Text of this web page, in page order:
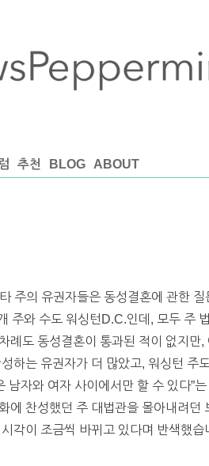
추천 BLOG ABOUT
주의 유권자들은 동성결혼에 관한
주와 수도 워싱턴D.C.인데, 모두 주
례도 동성결혼이 통과된 적이 없지만
하는 유권자가 더 많았고, 워싱턴 주
남자와 여자 사이에서만 할 수 있다”
에 찬성했던 주 대법관을 몰아내려
각이 조금씩 바뀌고 있다며 반색했